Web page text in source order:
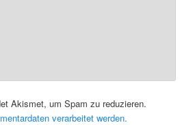
Akismet, um Spam zu reduzieren.
verarbeitet werden.